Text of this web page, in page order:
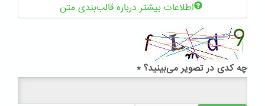
اطلاعات بیشتر درباره قالب‌بندی متن
چه کدی در تصویر می‌بینید؟ *